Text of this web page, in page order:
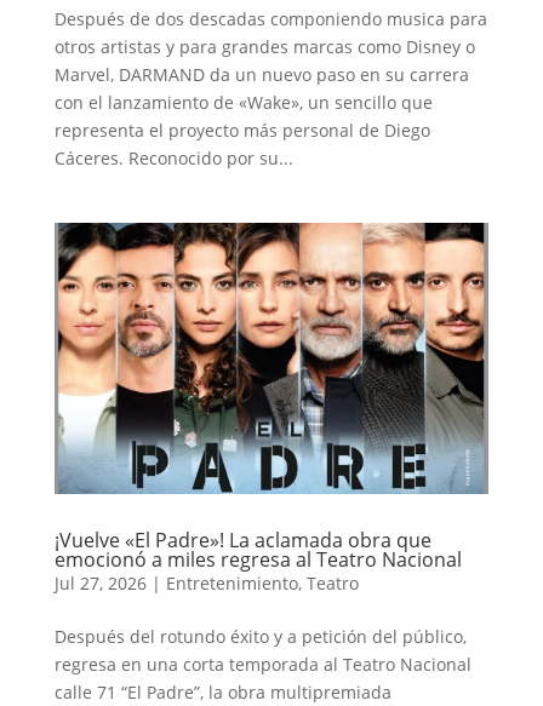
Después de dos descadas componiendo musica para
otros artistas y para grandes marcas como Disney o
Marvel, DARMAND da un nuevo paso en su carrera
con el lanzamiento de «Wake», un sencillo que
representa el proyecto más personal de Diego
Cáceres. Reconocido por su...
¡Vuelve «El Padre»! La aclamada obra que
emocionó a miles regresa al Teatro Nacional
Jul 27, 2026| Entretenimiento, Teatro
Después del rotundo éxito y a petición del público,
regresa en una corta temporada al Teatro Nacional
calle 71 “El Padre”, la obra multipremiada